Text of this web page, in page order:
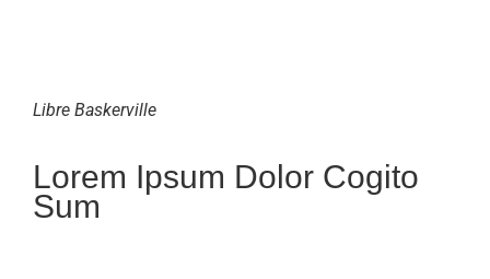
Libre Baskerville
Lorem Ipsum Dolor Cogito
Sum